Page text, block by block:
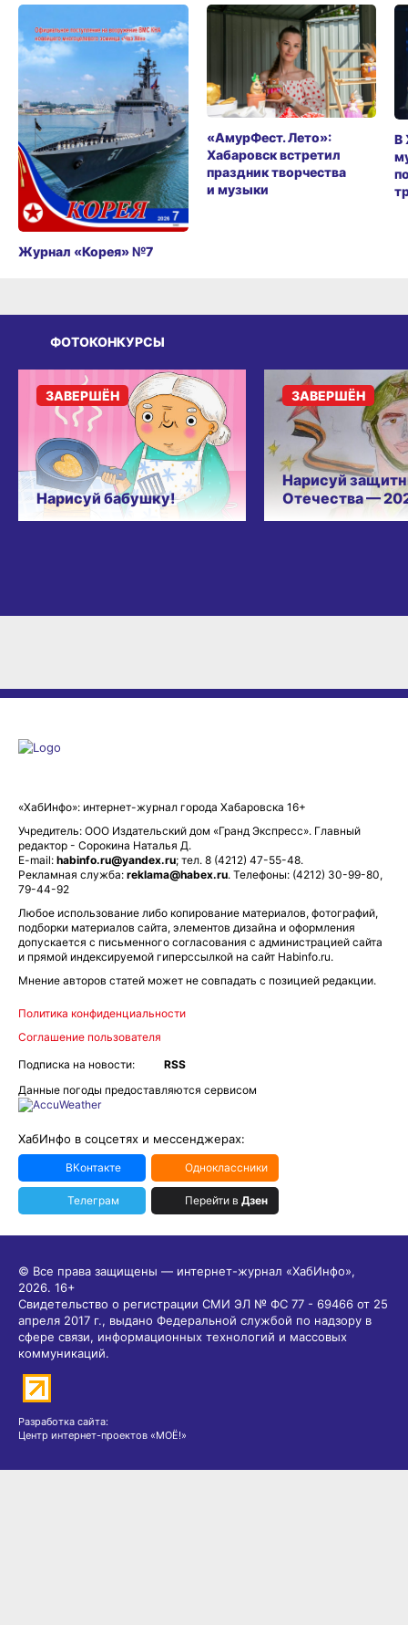
Журнал «Корея» №7
«АмурФест. Лето»:
Хабаровск встретил
праздник творчества
и музыки
В
ФОТОКОНКУРСЫ
Нарисуй бабушку!
ЗАВЕРШЁН
Нарисуй
Отечества —
ЗАВЕРШЁН
«ХабИнфо»: интернет-журнал города Хабаровска 16+
Учредитель: ООО Издательский дом «Гранд Экспресс». Главный
редактор - Сорокина Наталья Д.
E-mail: habinfo.ru@yandex.ru; тел. 8 (4212) 47-55-48.
Рекламная служба: reklama@habex.ru. Телефоны: (4212) 30-99-80,
79-44-92
Любое использование либо копирование материалов, фотографий,
подборки материалов сайта, элементов дизайна и оформления
допускается с письменного согласования с администрацией сайта
и прямой индексируемой гиперссылкой на сайт Habinfo.ru.
Мнение авторов статей может не совпадать с позицией редакции.
Политика конфиденциальности
Соглашение пользователя
Подписка на новости:
RSS
Данные погоды предоставляются сервисом
ХабИнфо в соцсетях и мессенджерах:
ВКонтакте Одноклассники
Телеграм Перейти в Дзен
© Все права защищены — интернет-журнал «ХабИнфо»,
2026. 16+
Свидетельство о регистрации СМИ ЭЛ № ФС 77 - 69466 от 25
апреля 2017 г., выдано Федеральной службой по надзору в
сфере связи, информационных технологий и массовых
коммуникаций.
Разработка сайта:
Центр интернет-проектов «МОЁ!»